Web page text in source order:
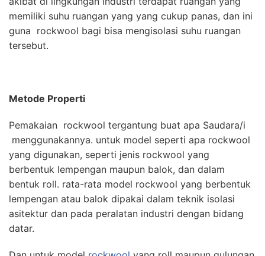
memiliki suhu ruangan yang yang cukup panas, dan ini
guna rockwool bagi bisa mengisolasi suhu ruangan
tersebut.
Metode Properti
Pemakaian rockwool tergantung buat apa Saudara/i
menggunakannya. untuk model seperti apa rockwool
yang digunakan, seperti jenis rockwool yang
berbentuk lempengan maupun balok, dan dalam
bentuk roll. rata-rata model rockwool yang berbentuk
lempengan atau balok dipakai dalam teknik isolasi
asitektur dan pada peralatan industri dengan bidang
datar.